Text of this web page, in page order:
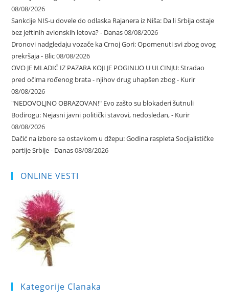
08/08/2026
Sankcije NIS-u dovele do odlaska Rajanera iz Niša: Da li Srbija ostaje
bez jeftinih avionskih letova? - Danas08/08/2026
Dronovi nadgledaju vozače ka Crnoj Gori: Opomenuti svi zbog ovog
prekršaja - Blic08/08/2026
OVO JE MLADIĆ IZ PAZARA KOJI JE POGINUO U ULCINJU: Stradao
pred očima rođenog brata - njihov drug uhapšen zbog - Kurir
08/08/2026
"NEDOVOLJNO OBRAZOVAN!" Evo zašto su blokaderi šutnuli
Bodirogu: Nejasni javni politički stavovi, nedosledan, - Kurir
08/08/2026
Dačić na izbore sa ostavkom u džepu: Godina raspleta Socijalističke
partije Srbije - Danas08/08/2026
ONLINE VESTI
Kategorije Clanaka